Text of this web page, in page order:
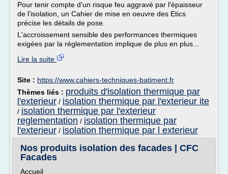
Pour tenir compte d'un risque feu aggravé par l'épaisseur
de l'isolation, un Cahier de mise en oeuvre des Etics
précise les détails de pose.
L'accroissement sensible des performances thermiques
exigées par la réglementation implique de plus en plus...
Lire la suite
Site : https://www.cahiers-techniques-batiment.fr
Thèmes liés : produits d'isolation thermique par
l'exterieur / isolation thermique par l'exterieur ite
/ isolation thermique par l'exterieur
reglementation / isolation thermique par
l'exterieur / isolation thermique par l exterieur
Nos produits isolation des facades | CFC
Facades
Accueil